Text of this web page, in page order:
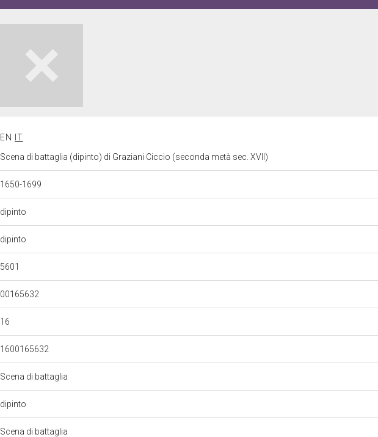
EN
IT
Scena di battaglia (dipinto) di Graziani Ciccio (seconda metà sec. XVII)
1650-1699
dipinto
dipinto
5601
00165632
16
1600165632
Scena di battaglia
dipinto
Scena di battaglia